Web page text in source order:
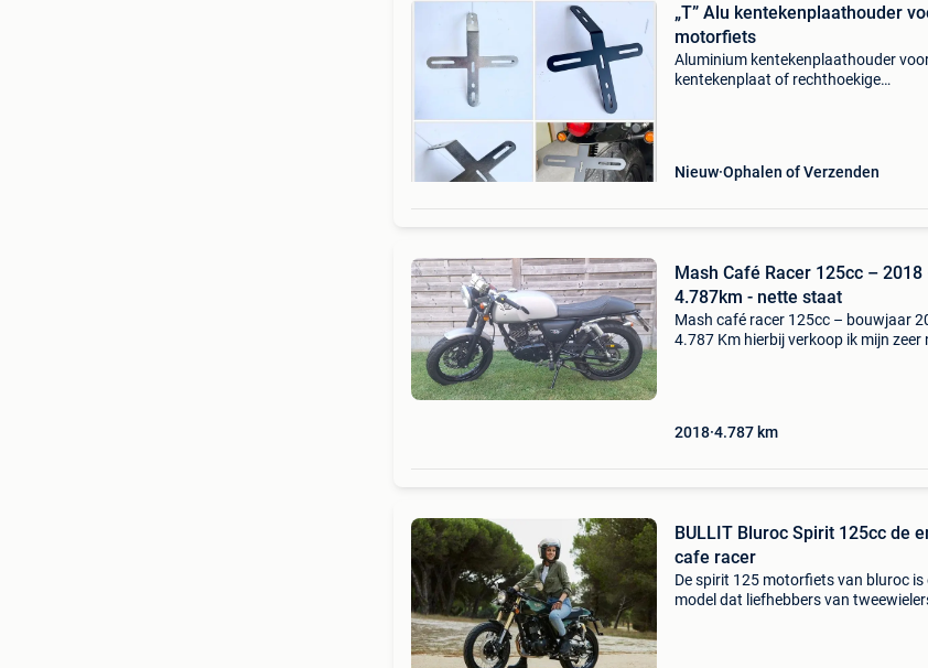
„T” Alu kentekenplaathouder
motorfiets
Aluminium kentekenplaathouder
kentekenplaat of rechthoekige
Nieuw Ophalen of Verzenden
Mash Café Racer 125cc –
4.787km - nette staat
Mash café racer 125cc – bouwjaar
4.787 Km hierbij verkoop ik mijn zeer
2018 4.787 km
BULLIT Bluroc Spirit 125cc de enige echte
cafe racer
De spirit 125 motorfiets van bluroc is
model dat liefhebbers van